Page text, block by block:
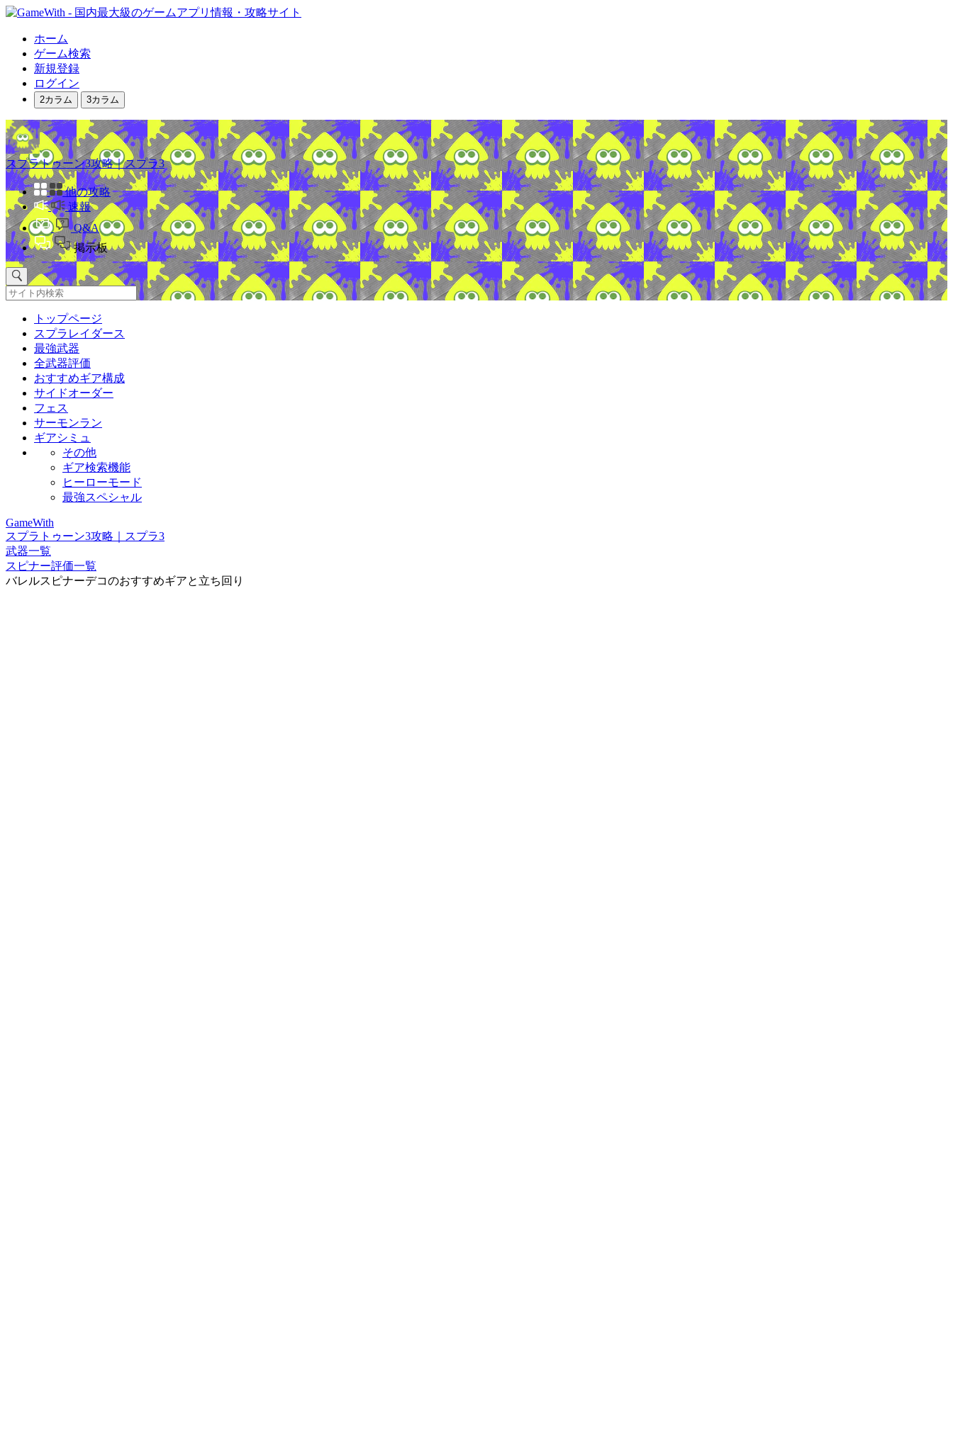
ホーム
ゲーム検索
新規登録
ログイン
2カラム 3カラム
スプラトゥーン3攻略｜スプラ3
他の攻略
速報
Q&A
掲示板
トップページ
スプラレイダース
最強武器
全武器評価
おすすめギア構成
サイドオーダー
フェス
サーモンラン
ギアシミュ
その他
ギア検索機能
ヒーローモード
最強スペシャル
GameWith
スプラトゥーン3攻略｜スプラ3
武器一覧
スピナー評価一覧
バレルスピナーデコのおすすめギアと立ち回り